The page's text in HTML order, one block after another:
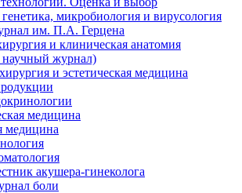
микробиология и вирусология
им. П.А. Герцена
и клиническая анатомия
журнал)
и эстетическая медицина
медицина
медицина
акушера-гинеколога
боли